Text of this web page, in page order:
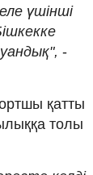
үшінші
-
қатты
толы